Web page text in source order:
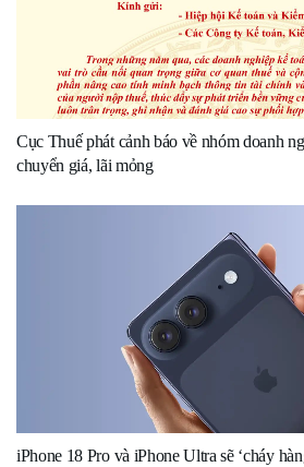
Cục Thuế phát cảnh báo về nhóm doanh
chuyển giá, lãi mỏng
iPhone 18 Pro và iPhone Ultra sẽ ‘cháy